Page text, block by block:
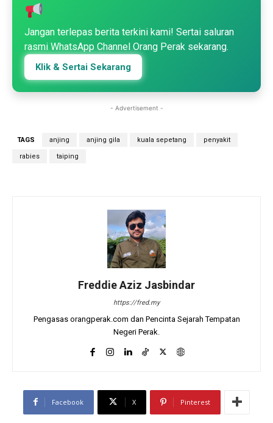
Jangan terlepas berita terkini kami! Sertai saluran
rasmi WhatsApp Channel Orang Perak sekarang.
Klik & Sertai Sekarang
- Advertisement -
TAGS anjing anjing gila kuala sepetang penyakit
rabies taiping
Freddie Aziz Jasbindar
https://fred.my
Pengasas orangperak.com dan Pencinta Sejarah Tempatan
Negeri Perak.
Facebook X Pinterest